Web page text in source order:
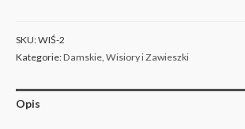
SKU:WIŚ-2
Kategorie:Damskie, Wisiory i Zawieszki
Opis